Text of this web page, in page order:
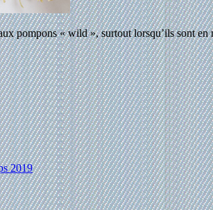
pompons « wild », surtout lorsqu’ils sont
2019